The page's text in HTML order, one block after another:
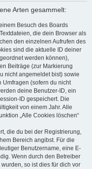
Arten gesammelt:
Besuch des Boards
die dein Browser als
den einzelnen Aufrufen des
sind die aktuelle ID deiner
werden können),
Beiträge (zur Markierung
nicht angemeldet bist) sowie
Umfragen (sofern du nicht
deine Benutzer-ID, ein
ID gespeichert. Die
von einem Jahr. Alle
„Alle Cookies löschen“
die du bei der Registrierung,
Bereich angibst. Für die
Benutzername, eine E-
Wenn durch den Betreiber
so ist dies für dich vor